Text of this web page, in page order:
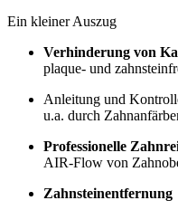
Ein kleiner Auszug
Verhinderung von
plaque- und
Anleitung und
u.a. durch
Professionelle
AIR-Flow von
Zahnsteinentfernung